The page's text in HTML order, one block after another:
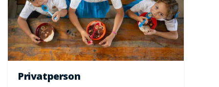
Privatperson